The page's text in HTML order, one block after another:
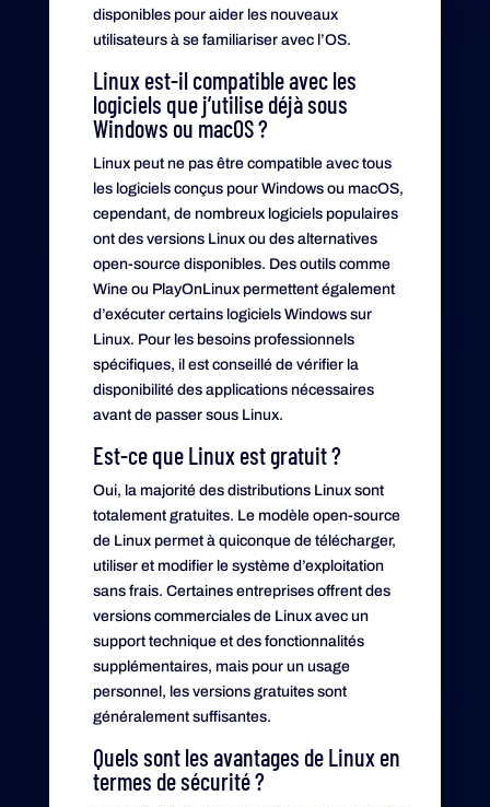
disponibles pour aider les nouveaux
utilisateurs à se familiariser avec l’OS.
Linux est-il compatible avec les
logiciels que j’utilise déjà sous
Windows ou macOS ?
Linux peut ne pas être compatible avec tous
les logiciels conçus pour Windows ou macOS,
cependant, de nombreux logiciels populaires
ont des versions Linux ou des alternatives
open-source disponibles. Des outils comme
Wine ou PlayOnLinux permettent également
d’exécuter certains logiciels Windows sur
Linux. Pour les besoins professionnels
spécifiques, il est conseillé de vérifier la
disponibilité des applications nécessaires
avant de passer sous Linux.
Est-ce que Linux est gratuit ?
Oui, la majorité des distributions Linux sont
totalement gratuites. Le modèle open-source
de Linux permet à quiconque de télécharger,
utiliser et modifier le système d’exploitation
sans frais. Certaines entreprises offrent des
versions commerciales de Linux avec un
support technique et des fonctionnalités
supplémentaires, mais pour un usage
personnel, les versions gratuites sont
généralement suffisantes.
Quels sont les avantages de Linux en
termes de sécurité ?